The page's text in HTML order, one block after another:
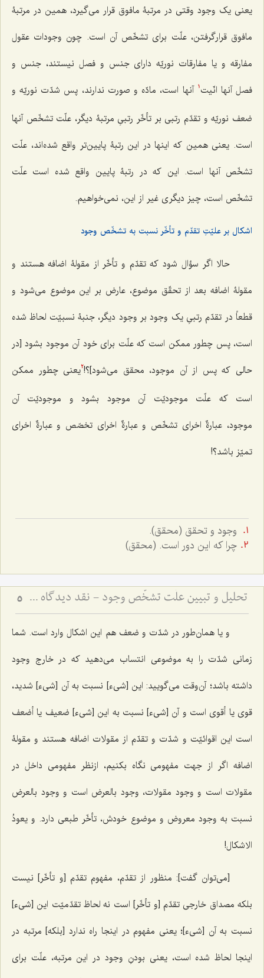
یعنی یک وجود وقتی در مرتبۀ مافوق قرار می‌گیرد، همین در مرتبۀ
مافوق قرارگرفتن، علّت برای تشخّص آن است. چون وجودات عقول
مفارقه و یا مفارقات نوریّه دارای جنس و فصل نیستند، جنس و
فصل آنها انّیت 1 آنها است، مادّه و صورت ندارند، پس شدّت نوریّه و
ضعف نوریّه و تقدّم رتبی بر تأخّر رتبیِ مرتبۀ دیگر، علّت تشخّص آنها
است. یعنی همین که اینها در این رتبۀ پایین‌تر واقع شده‌اند، علّت
تشخّص آنها است. این که در رتبۀ پایین واقع شده است علّت
تشخّص است، چیز دیگری غیر از این، نمی‌خواهیم.
اشکال بر علیّتِ تقدّم و تأخّر نسبت به تشخّص وجود
حالا اگر سؤال شود که تقدّم و تأخّر از مقولۀ اضافه هستند و
مقولۀ اضافه بعد از تحقّق موضوع، عارض بر این موضوع می‌شود و
قطعاً در تقدّم رتبیِ یک وجود بر وجود دیگر، جنبۀ نسبیّت لحاظ شده
است، پس چطور ممکن است که علّت برای خود آن موجود بشود [در
حالی که پس از آن موجود‌، محقق می‌شود]؟!2یعنی چطور ممکن
است که علّت موجودیّت آن موجود بشود و موجودیّت آن
موجود، عبارةٌ اخرای تشخّص وعبارةٌ اخرای تخصّص وعبارةٌ اخرای
تمیّز باشد؟!
وجود و تحقق (محقق).
چرا که این دور است. (محقق)
تحلیل و تبیین علّت تشخّص وجود - نقد دیدگاه مشهور و بیان نظریّه مختار در باب علّت تشخّص وجود 5
و یا همان‌طور در شدّت و ضعف هم این اشکال وارد است. شما
زمانی شدّت را به موضوعی انتساب می‌دهید که در خارج وجود
داشته باشد؛ آن‌وقت می‌گویید: این [شیء] نسبت به آن [شیء] شدید،
قوی یا أقوی است و آن [شیء] نسبت به این [شیء] ضعیف یا أضعف
است این اقوائیّت و شدّت و تقدّم از مقولات اضافه هستند و مقولۀ
اضافه اگر از جهت مفهومی نگاه بکنیم، ازنظر مفهومی داخل در
مقولات است و وجود مقولات، وجود بالعرض است و وجود بالعرض
نسبت به وجود معروض و موضوع خودش، تأخّر طبعی دارد. و یعودُ
الاشکال!
[می‌توان گفت]: منظور از تقدّم، مفهوم تقدّم [و تأخّر] نیست
بلکه مصداق خارجی تقدّم [و تأخّر] است نه لحاظ تقدّمیّت این [شیء]
نسبت به آن [شیء]؛ یعنی مفهوم در اینجا راه ندارد [بلکه] مرتبه در
اینجا لحاظ شده است، یعنی بودنِ وجود در این مرتبه، علّت برای